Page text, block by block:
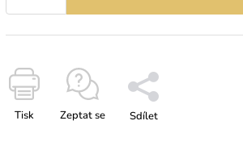
Tisk Zeptat se Sdílet